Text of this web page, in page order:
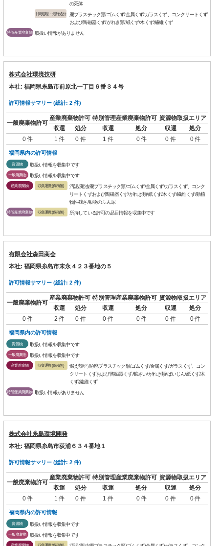
の死体
中間処理・最終処分
廃プラスチック類/ゴムくず/金属くず/ガラスくず、コンクリートくず
および陶磁器くず/がれき類/紙くず/木くず/繊維くず
特管産業廃棄物 取扱い情報がありません
株式会社環境技研
本社: 福岡県糸島市前原北一丁目６番３４号
許可情報サマリー (総計: 2 件)
一般廃棄物許可
産業廃棄物許可 特別管理産業廃棄物許可 資源物取扱エリア
収運
処分 収運 処分 収運
処分
0 件
1 件 0 件 1 件 0 件 0 件 0 件
福岡県内の許可情報
資源物 取扱い情報を収集中です
一般廃棄物 取扱い情報を収集中です
産業廃棄物 収集運搬(保積無)
汚泥/廃油/廃プラスチック類/ゴムくず/金属くず/ガラスくず、コンク
リートくずおよび陶磁器くず/がれき類/紙くず/木くず/繊維くず/動植
物性残さ/動物のふん尿
特管産業廃棄物 収集運搬(保積無) 所持している許可の品目情報を収集中です
有限会社森田商会
本社: 福岡県糸島市末永４２３番地の５
許可情報サマリー (総計: 2 件)
一般廃棄物許可
産業廃棄物許可 特別管理産業廃棄物許可 資源物取扱エリア
収運
処分 収運 処分 収運
処分
0 件
2 件 0 件 0 件 0 件 0 件 0 件
福岡県内の許可情報
資源物 取扱い情報を収集中です
一般廃棄物 取扱い情報を収集中です
産業廃棄物 収集運搬(保積無)
燃え殻/汚泥/廃プラスチック類/ゴムくず/金属くず/ガラスくず、コン
クリートくずおよび陶磁器くず/鉱さい/がれき類/ばいじん/紙くず/木
くず/繊維くず
特管産業廃棄物 取扱い情報がありません
株式会社糸島環境開発
本社: 福岡県糸島市荻浦６３４番地１
許可情報サマリー (総計: 2 件)
一般廃棄物許可
産業廃棄物許可 特別管理産業廃棄物許可 資源物取扱エリア
収運
処分 収運 処分 収運
処分
0 件
1 件 0 件 1 件 0 件 0 件 0 件
福岡県内の許可情報
資源物 取扱い情報を収集中です
一般廃棄物 取扱い情報を収集中です
産業廃棄物 収集運搬(保積無)